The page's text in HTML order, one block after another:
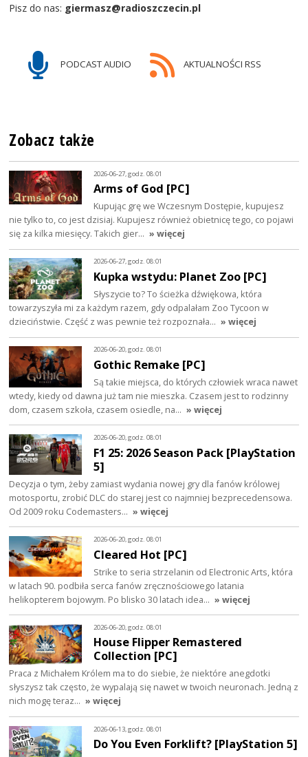
Pisz do nas: giermasz@radioszczecin.pl
PODCAST AUDIO AKTUALNOŚCI RSS
Zobacz także
2026-06-27, godz. 08:01
Arms of God [PC]
Kupując grę we Wczesnym Dostępie, kupujesz
nie tylko to, co jest dzisiaj. Kupujesz również obietnicę tego, co pojawi
się za kilka miesięcy. Takich gier… » więcej
2026-06-27, godz. 08:01
Kupka wstydu: Planet Zoo [PC]
Słyszycie to? To ścieżka dźwiękowa, która
towarzyszyła mi za każdym razem, gdy odpalałam Zoo Tycoon w
dzieciństwie. Część z was pewnie też rozpoznała… » więcej
2026-06-20, godz. 08:01
Gothic Remake [PC]
Są takie miejsca, do których człowiek wraca nawet
wtedy, kiedy od dawna już tam nie mieszka. Czasem jest to rodzinny
dom, czasem szkoła, czasem osiedle, na… » więcej
2026-06-20, godz. 08:01
F1 25: 2026 Season Pack [PlayStation
5]
Decyzja o tym, żeby zamiast wydania nowej gry dla fanów królowej
motosportu, zrobić DLC do starej jest co najmniej bezprecedensowa.
Od 2009 roku Codemasters… » więcej
2026-06-20, godz. 08:01
Cleared Hot [PC]
Strike to seria strzelanin od Electronic Arts, która
w latach 90. podbiła serca fanów zręcznościowego latania
helikopterem bojowym. Po blisko 30 latach idea… » więcej
2026-06-20, godz. 08:01
House Flipper Remastered
Collection [PC]
Praca z Michałem Królem ma to do siebie, że niektóre anegdotki
słyszysz tak często, że wypalają się nawet w twoich neuronach. Jedną z
nich mogę teraz… » więcej
2026-06-13, godz. 08:01
Do You Even Forklift? [PlayStation 5]